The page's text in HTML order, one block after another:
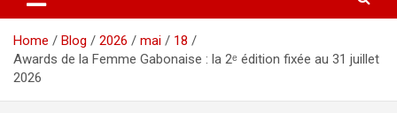
Home Blog 2026 mai
18
Awards de la Femme Gabonaise : la 2ᵉ édition fixée au 31 juillet
2026